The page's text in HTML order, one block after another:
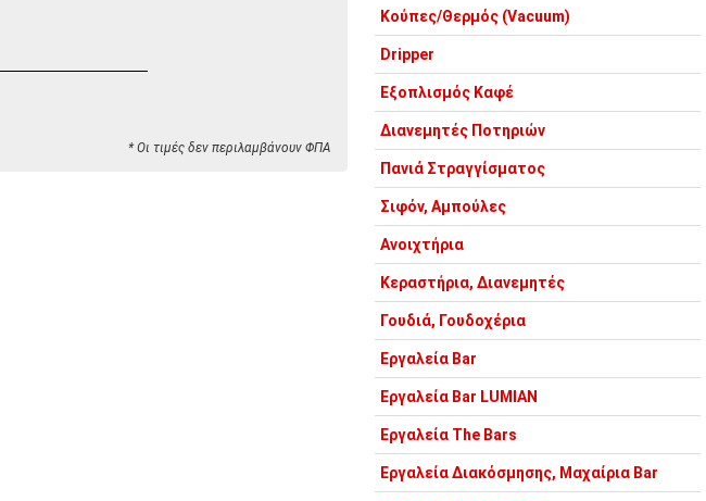
* Οι τιμές δεν περιλαμβάνουν ΦΠΑ
Κούπες/Θερμός (Vacuum)
Dripper
Εξοπλισμός Καφέ
Διανεμητές Ποτηριών
Πανιά Στραγγίσματος
Σιφόν, Αμπούλες
Ανοιχτήρια
Κεραστήρια, Διανεμητές
Γουδιά, Γουδοχέρια
Εργαλεία Bar
Εργαλεία Bar LUMIAN
Εργαλεία The Bars
Εργαλεία Διακόσμησης, Μαχαίρια Bar